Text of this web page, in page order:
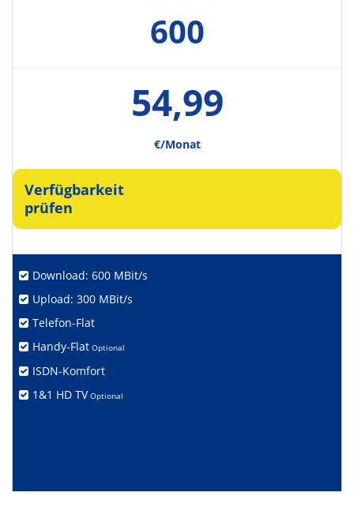
600
54,99
€/Monat
Verfügbarkeit
prüfen
Download: 600 MBit/s
Upload: 300 MBit/s
Telefon-Flat
Handy-Flat Optional
ISDN-Komfort
1&1 HD TV Optional